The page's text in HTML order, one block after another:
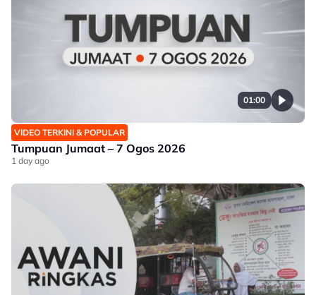
01:00
VIDEO TERKINI & POPULAR
Tumpuan Jumaat – 7 Ogos 2026
1 day ago